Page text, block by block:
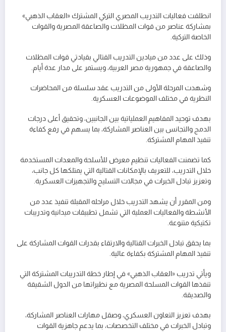
انطلقت فعاليات التدريب المصري التركي المشترك «العقاب الذهبي»
بمشاركة عناصر من قوات المظلات والصاعقة المصرية والقوات
الخاصة التركية.
وذلك على عدد من ميادين التدريب القتالي بقيادتي قوات المظلات
والصاعقة في جمهورية مصر العربية، ويستمر على مدار عدة أيام.
وشهدت المرحلة الأولى من التدريب عقد سلسلة من المحاضرات
النظرية في مختلف الموضوعات العسكرية.
بهدف توحيد المفاهيم العملياتية بين الجانبين، وتحقيق أعلى درجات
الدمج والتجانس بين العناصر المشاركة، بما يسهم في رفع كفاءة
تنفيذ المهام المشتركة.
كما تضمنت الفعاليات تنظيم معرض للأسلحة والمعدات المستخدمة
خلال التدريب، للتعريف بالإمكانات القتالية التي يمتلكها كل جانب،
وتعزيز تبادل الخبرات في مجالات التسليح والتجهيزات العسكرية.
ومن المقرر أن يشهد التدريب خلال مراحله المقبلة تنفيذ عدد من
الأنشطة والفعاليات العملية التي تشمل تطبيقات ميدانية وتدريبات
تكتيكية متنوعة.
بما يحقق تبادل الخبرات القتالية والارتقاء بقدرات القوات المشاركة على
تنفيذ المهام المشتركة بكفاءة عالية.
ويأتي تدريب «العقاب الذهبي» في إطار خطة التدريبات المشتركة التي
تنفذها القوات المسلحة المصرية مع نظيراتها من الدول الشقيقة
والصديقة.
بهدف تعزيز التعاون العسكري، وصقل مهارات العناصر المشاركة،
وتبادل الخبرات في مختلف التخصصات، بما يدعم جاهزية القوات